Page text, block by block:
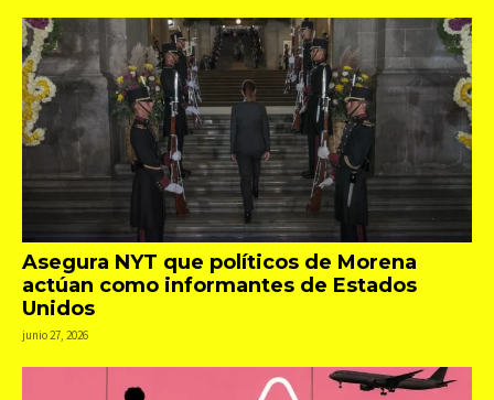
Asegura NYT que políticos de Morena
actúan como informantes de Estados
Unidos
junio 27, 2026